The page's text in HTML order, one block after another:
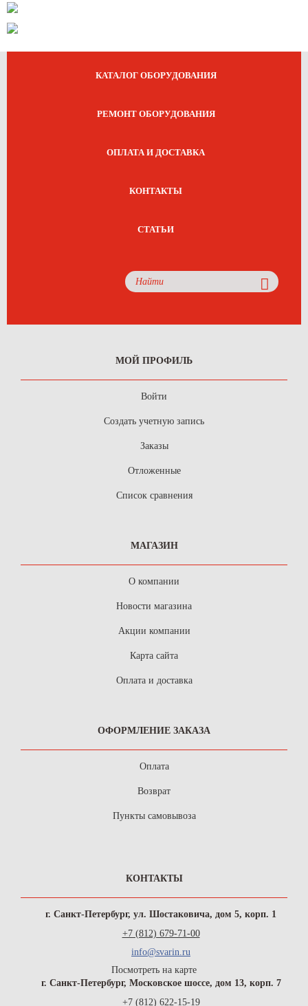
КАТАЛОГ ОБОРУДОВАНИЯ
РЕМОНТ ОБОРУДОВАНИЯ
ОПЛАТА И ДОСТАВКА
КОНТАКТЫ
СТАТЬИ
МОЙ ПРОФИЛЬ
Войти
Создать учетную запись
Заказы
Отложенные
Список сравнения
МАГАЗИН
О компании
Новости магазина
Акции компании
Карта сайта
Оплата и доставка
ОФОРМЛЕНИЕ ЗАКАЗА
Оплата
Возврат
Пункты самовывоза
КОНТАКТЫ
г. Санкт-Петербург, ул. Шостаковича, дом 5, корп. 1
+7 (812) 679-71-00
info@svarin.ru
Посмотреть на карте
г. Санкт-Петербург, Московское шоссе, дом 13, корп. 7
+7 (812) 622-15-19